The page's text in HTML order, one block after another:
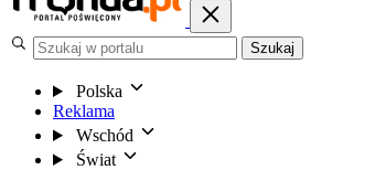
Szukaj
Polska
Reklama
Wschód
Świat